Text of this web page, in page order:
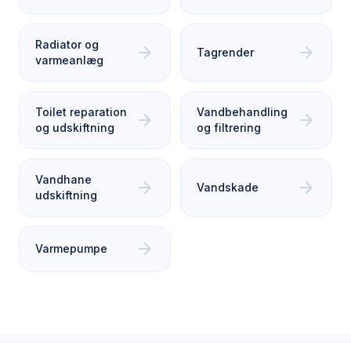
Radiator og
varmeanlæg
arrow_forward Tagrender arrow_forward
Toilet reparation
og udskiftning
arrow_forward
Vandbehandling
og filtrering
arrow_forward
Vandhane
udskiftning
arrow_forward Vandskade arrow_forward
Varmepumpe arrow_forward